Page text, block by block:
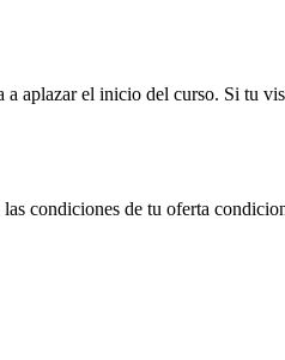
aplazar el inicio del curso. Si tu
condiciones de tu oferta